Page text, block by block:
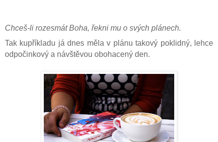
Chceš-li rozesmát Boha, řekni mu o svých plánech.
Tak kupříkladu já dnes měla v plánu takový poklidný, lehce
odpočinkový a návštěvou obohacený den.